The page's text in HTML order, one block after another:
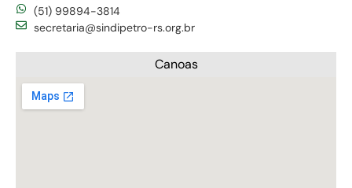
(51) 99894-3814
secretaria@sindipetro-rs.org.br
Canoas